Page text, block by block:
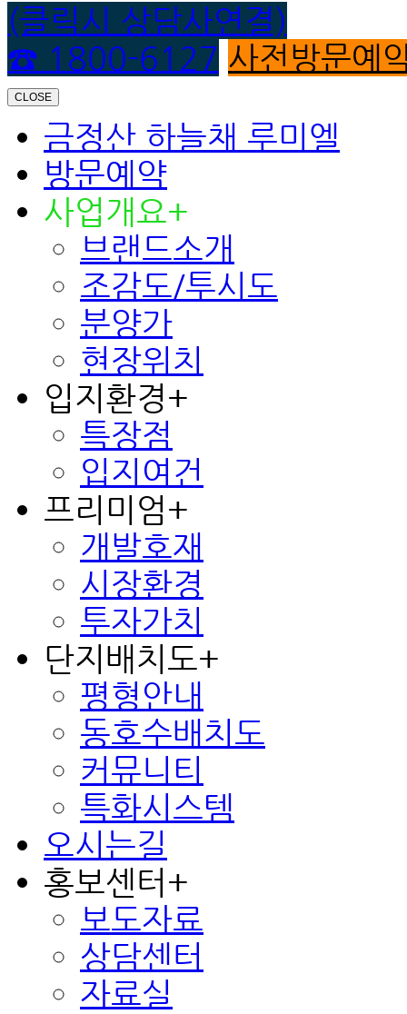
(클릭시 상담사연결)
☎ 1800-6127 사전방문예
CLOSE
금정산 하늘채 루미엘
방문예약
사업개요+
브랜드소개
조감도/투시도
분양가
현장위치
입지환경+
특장점
입지여건
프리미엄+
개발호재
시장환경
투자가치
단지배치도+
평형안내
동호수배치도
커뮤니티
특화시스템
오시는길
홍보센터 +
보도자료
상담센터
자료실